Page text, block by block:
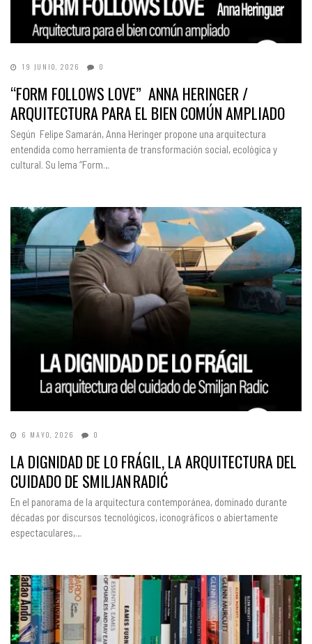
19 JUNIO, 2026 0
“FORM FOLLOWS LOVE” ANNA HERINGER /
ARQUITECTURA PARA EL BIEN COMÚN AMPLIADO
Según Felipe Samarán, Anna Heringer propone una arquitectura
entendida como herramienta de transformación social, ecológica y
cultural. Su lema “Form…
6 MAYO, 2026 0
LA DIGNIDAD DE LO FRÁGIL, LA ARQUITECTURA DEL
CUIDADO DE SMILJAN RADIĆ
En el panorama de la arquitectura contemporánea, dominado durante
décadas por discursos tecnológicos, iconográficos o abiertamente
espectaculares,…